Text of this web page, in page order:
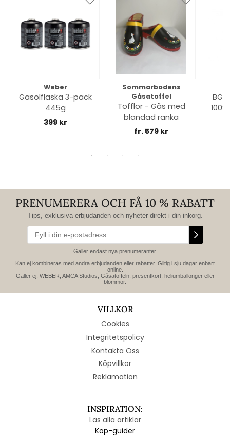
Weber
Gasolflaska 3-pack
445g
399 kr
Sommarbodens
Gåsatoffel
Tofflor - Gås med
blandad ranka
fr. 579 kr
PRENUMERERA OCH FÅ 10 % RABATT
Tips, exklusiva erbjudanden och nyheter direkt i din inkorg.
Gäller endast nya prenumeranter.
Kan ej kombineras med andra erbjudanden eller rabatter. Giltig i sju dagar enbart
online.
Gäller ej: WEBER, AMCA Studios, Gåsatoffeln, presentkort, heliumballonger eller
blommor.
VILLKOR
Cookies
Integritetspolicy
Kontakta Oss
Köpvillkor
Reklamation
INSPIRATION:
Läs alla artiklar
Köp-guider